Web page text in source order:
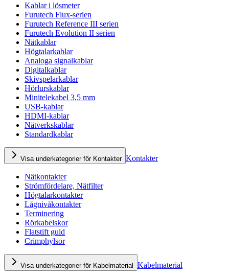
Kablar i lösmeter
Furutech Flux-serien
Furutech Reference III serien
Furutech Evolution II serien
Nätkablar
Högtalarkablar
Analoga signalkablar
Digitalkablar
Skivspelarkablar
Hörlurskablar
Minitelekabel 3,5 mm
USB-kablar
HDMI-kablar
Nätverkskablar
Standardkablar
Visa underkategorier för Kontakter Kontakter
Nätkontakter
Strömfördelare, Nätfilter
Högtalarkontakter
Lågnivåkontakter
Terminering
Rörkabelskor
Flatstift guld
Crimphylsor
Visa underkategorier för Kabelmaterial Kabelmaterial